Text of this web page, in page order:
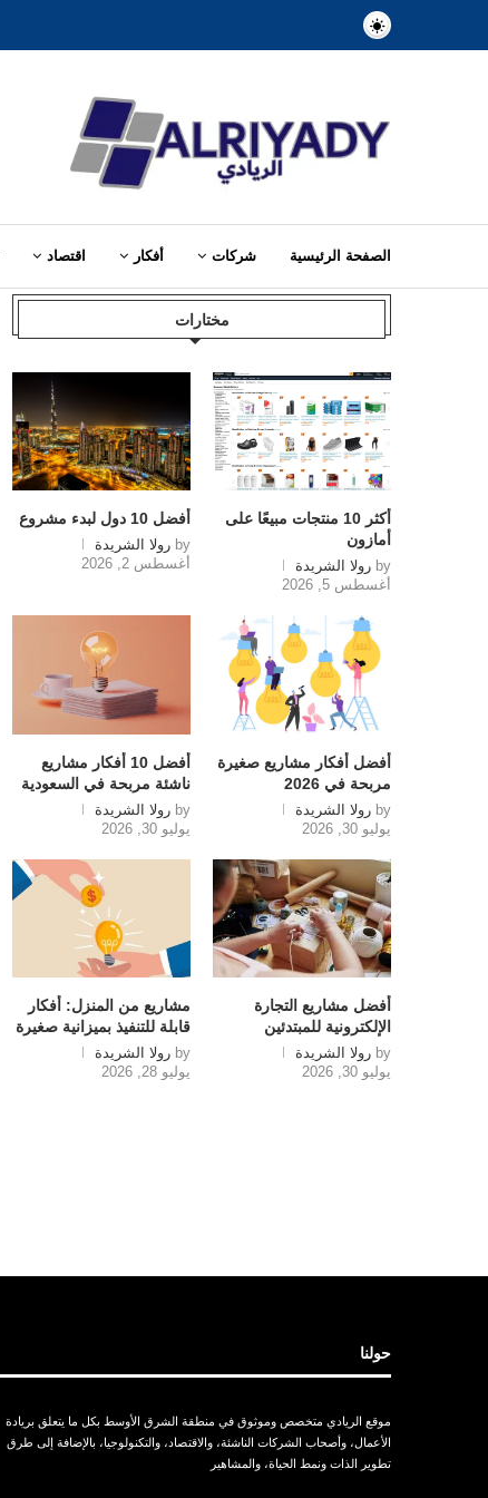
الصفحة الرئيسية شركات أفكار اقتصاد Home
» الشركة الناشئة
مختارات
أكثر 10 منتجات مبيعًا على
أمازون
by رولا الشريدة
أغسطس 5, 2026
أفضل 10 دول لبدء مشروع
by رولا الشريدة
أغسطس 2, 2026
أفضل أفكار مشاريع صغيرة
مربحة في 2026
by رولا الشريدة
يوليو 30, 2026
أفضل 10 أفكار مشاريع
ناشئة مربحة في السعودية
by رولا الشريدة
يوليو 30, 2026
أفضل مشاريع التجارة
الإلكترونية للمبتدئين
by رولا الشريدة
يوليو 30, 2026
مشاريع من المنزل: أفكار
قابلة للتنفيذ بميزانية صغيرة
by رولا الشريدة
يوليو 28, 2026
حولنا
موقع الريادي متخصص وموثوق في منطقة الشرق الأوسط بكل ما يتعلق بريادة
الأعمال، وأصحاب الشركات الناشئة، والاقتصاد، والتكنولوجيا، بالإضافة إلى طرق
تطوير الذات ونمط الحياة، والمشاهير